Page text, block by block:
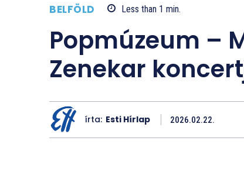
BELFÖLD Less than 1 min.
Popmúzeum –
Zenekar
írta: Esti Hírlap 2026.02.22.